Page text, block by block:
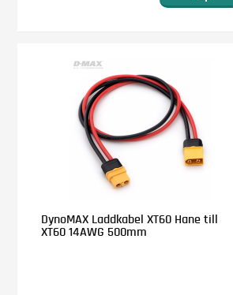
DynoMAX Laddkabel XT60 Hane till
XT60 14AWG 500mm